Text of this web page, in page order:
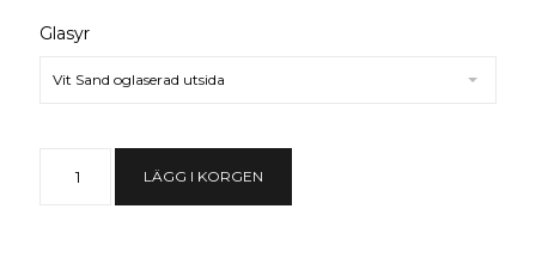
Glasyr
Vit Sand oglaserad utsida
LÄGG I KORGEN